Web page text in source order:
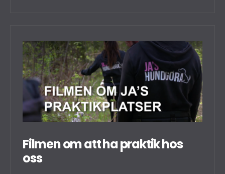
Filmen om att ha praktik hos
oss